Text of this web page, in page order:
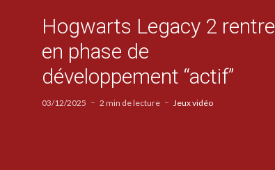
Hogwarts Legacy 2 rentre
en phase de
développement “actif”
03/12/2025 2 min de lecture Jeux vidéo